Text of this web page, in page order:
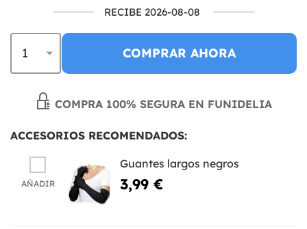
RECIBE 2026-08-08
COMPRAR AHORA
COMPRA 100% SEGURA EN FUNIDELIA
ACCESORIOS RECOMENDADOS:
AÑADIR
Guantes largos negros
3,99 €